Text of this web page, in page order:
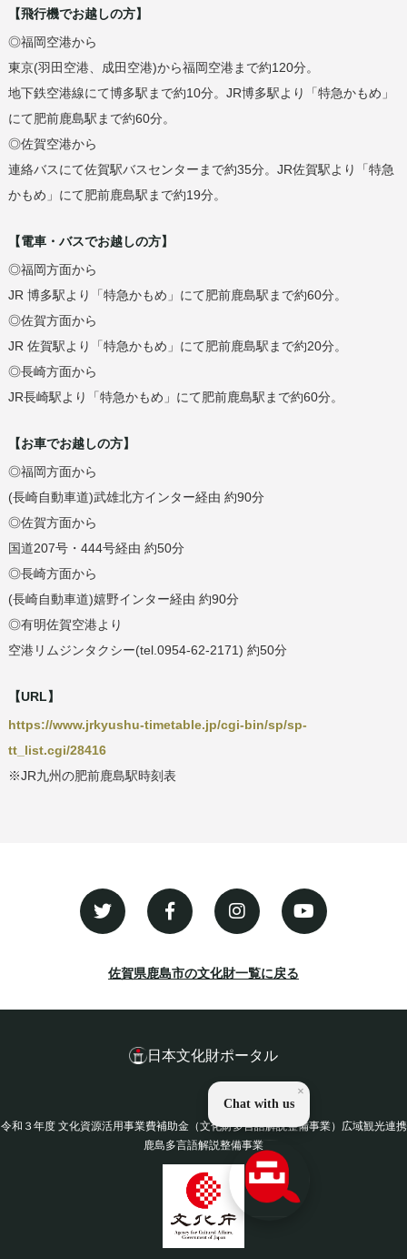
【飛行機でお越しの方】
◎福岡空港から
東京(羽田空港、成田空港)から福岡空港まで約120分。
地下鉄空港線にて博多駅まで約10分。JR博多駅より「特急かもめ」
にて肥前鹿島駅まで約60分。
◎佐賀空港から
連絡バスにて佐賀駅バスセンターまで約35分。JR佐賀駅より「特急
かもめ」にて肥前鹿島駅まで約19分。
【電車・バスでお越しの方】
◎福岡方面から
JR 博多駅より「特急かもめ」にて肥前鹿島駅まで約60分。
◎佐賀方面から
JR 佐賀駅より「特急かもめ」にて肥前鹿島駅まで約20分。
◎長崎方面から
JR長崎駅より「特急かもめ」にて肥前鹿島駅まで約60分。
【お車でお越しの方】
◎福岡方面から
(長崎自動車道)武雄北方インター経由 約90分
◎佐賀方面から
国道207号・444号経由 約50分
◎長崎方面から
(長崎自動車道)嬉野インター経由 約90分
◎有明佐賀空港より
空港リムジンタクシー(tel.0954-62-2171) 約50分
【URL】
https://www.jrkyushu-timetable.jp/cgi-bin/sp/sp-
tt_list.cgi/28416
※JR九州の肥前鹿島駅時刻表
佐賀県鹿島市の文化財一覧に戻る
日本文化財ポータル
令和３年度 文化資源活用事業費補助金（文化財多言語解説整備事業）広域観光連携
鹿島多言語解説整備事業
×
Chat with us